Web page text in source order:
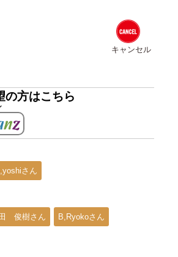
キャンセル
の方はこちら
さん
俊樹さん B,Ryokoさん